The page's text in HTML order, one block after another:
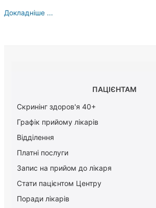
Докладніше ...
ПАЦІЄНТАМ
Скринінг здоров'я 40+
Графік прийому лікарів
Відділення
Платні послуги
Запис на прийом до лікаря
Стати пацієнтом Центру
Поради лікарів